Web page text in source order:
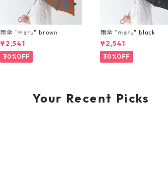
雨傘 "maru" brown
¥2,541
30%OFF
雨傘 "maru" black
¥2,541
30%OFF
Your Recent Picks